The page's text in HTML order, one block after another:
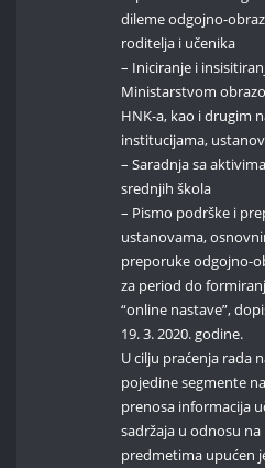
dileme odgojno-
roditelja i učenika
– Iniciranje i
Ministarstvom
HNK-a, kao i drugim
institucijama,
– Saradnja sa
srednjih škola
– Pismo podrške i
ustanovama,
preporuke odgojno-
za period do
“online nastave”,
19. 3. 2020. godine.
U cilju praćenja rada
pojedine segmente
prenosa informacija
sadržaja u odnosu
predmetima upućen